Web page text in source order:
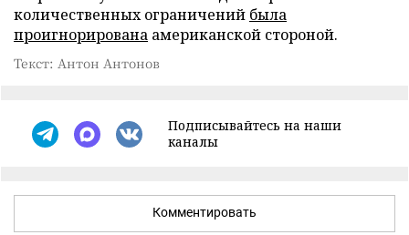
количественных ограничений была
проигнорирована американской стороной.
Текст: Антон Антонов
Подписывайтесь на наши
каналы
Комментировать